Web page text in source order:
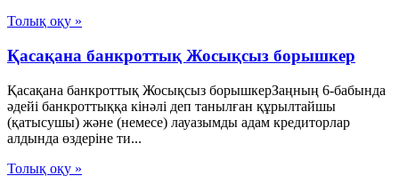
Толық оқу »
Қасақана банкроттық Жосықсыз борышкер
Қасақана банкроттық Жосықсыз борышкерЗаңның 6-бабында
әдейі банкроттыққа кінәлі деп танылған құрылтайшы
(қатысушы) және (немесе) лауазымды адам кредиторлар
алдында өздеріне ти...
Толық оқу »